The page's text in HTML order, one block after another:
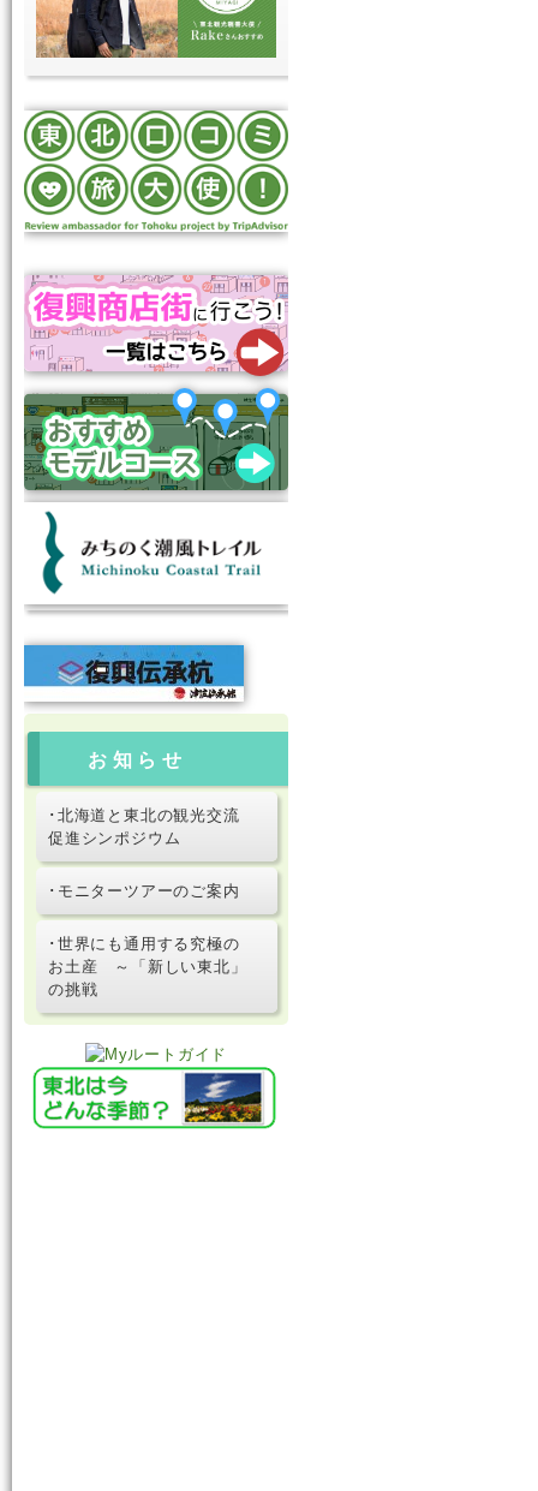
お知らせ
･北海道と東北の観光交流
促進シンポジウム
･モニターツアーのご案内
･世界にも通用する究極の
お土産 ～「新しい東北」
の挑戦